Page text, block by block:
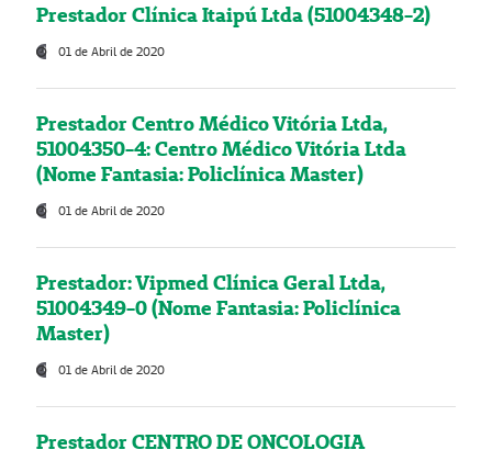
Prestador Clínica Itaipú Ltda (51004348-2)
01 de Abril de 2020
Prestador Centro Médico Vitória Ltda,
51004350-4: Centro Médico Vitória Ltda
(Nome Fantasia: Policlínica Master)
01 de Abril de 2020
Prestador: Vipmed Clínica Geral Ltda,
51004349-0 (Nome Fantasia: Policlínica
Master)
01 de Abril de 2020
Prestador CENTRO DE ONCOLOGIA